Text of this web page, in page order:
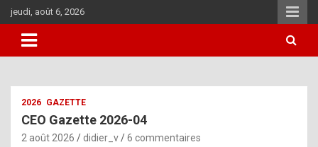
Aller
au
contenu
jeudi, août 6, 2026
i
2026 GAZETTE
CEO Gazette 2026-04
2 août 2026 didier_v 6 commentaires